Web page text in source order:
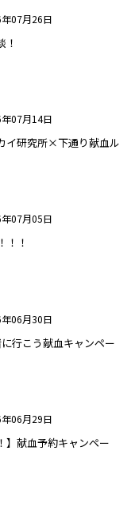
07月26日
！
07月14日
イ研究所×下通り献血ル
07月05日
！！
06月30日
行こう献血キャンペー
06月29日
】献血予約キャンペー